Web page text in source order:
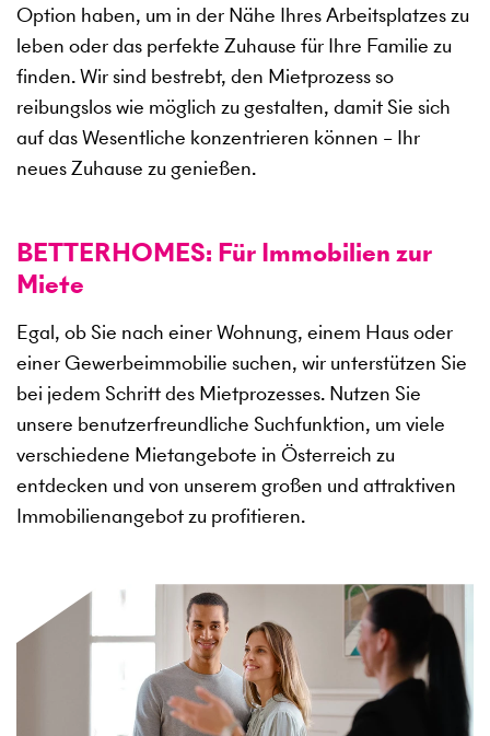
Option haben, um in der Nähe Ihres Arbeitsplatzes zu
leben oder das perfekte Zuhause für Ihre Familie zu
finden. Wir sind bestrebt, den Mietprozess so
reibungslos wie möglich zu gestalten, damit Sie sich
auf das Wesentliche konzentrieren können – Ihr
neues Zuhause zu genießen.
BETTERHOMES: Für Immobilien zur
Miete
Egal, ob Sie nach einer Wohnung, einem Haus oder
einer Gewerbeimmobilie suchen, wir unterstützen Sie
bei jedem Schritt des Mietprozesses. Nutzen Sie
unsere benutzerfreundliche Suchfunktion, um viele
verschiedene Mietangebote in Österreich zu
entdecken und von unserem großen und attraktiven
Immobilienangebot zu profitieren.